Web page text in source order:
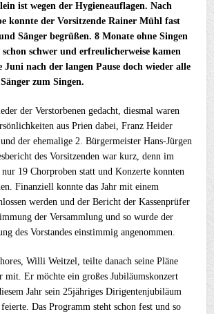
ist wegen der Hygieneauflagen. Nach
konnte der Vorsitzende Rainer Mühl fast
Sänger begrüßen. 8 Monate ohne Singen
schwer und erfreulicherweise kamen
Juni nach der langen Pause doch wieder alle
zum Singen.
der Verstorbenen gedacht, diesmal waren
aus Prien dabei, Franz Heider
der ehemalige 2. Bürgermeister Hans-Jürgen
des Vorsitzenden war kurz, denn im
nur 19 Chorproben statt und Konzerte konnten
Finanziell konnte das Jahr mit einem
werden und der Bericht der Kassenprüfer
der Versammlung und so wurde der
des Vorstandes einstimmig angenommen.
Willi Weitzel, teilte danach seine Pläne
mit. Er möchte ein großes Jubiläumskonzert
Jahr sein 25jähriges Dirigentenjubiläum
Das Programm steht schon fest und so